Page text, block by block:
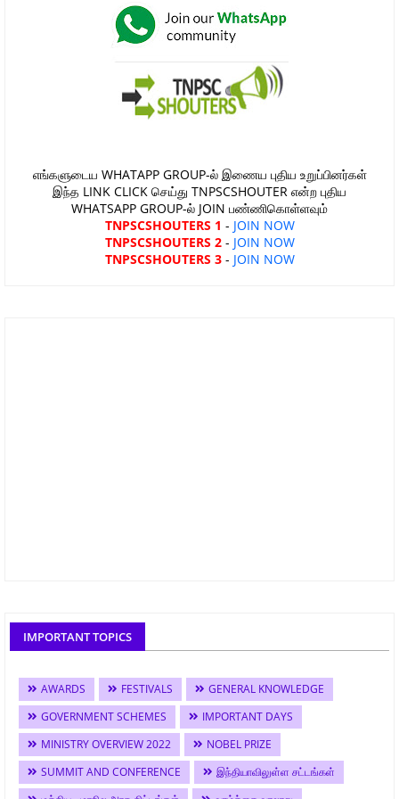
எங்களுடைய WHATAPP GROUP-ல் இணைய புதிய உறுப்பினர்கள்
இந்த LINK CLICK செய்து TNPSCSHOUTER என்ற புதிய
WHATSAPP GROUP-ல் JOIN பண்ணிகொள்ளவும்
TNPSCSHOUTERS 1 - JOIN NOW
TNPSCSHOUTERS 2- JOIN NOW
TNPSCSHOUTERS 3- JOIN NOW
IMPORTANT TOPICS
AWARDS FESTIVALS
GENERAL KNOWLEDGE
GOVERNMENT SCHEMES
IMPORTANT DAYS
MINISTRY OVERVIEW 2022
NOBEL PRIZE
SUMMIT AND CONFERENCE
இந்தியாவிலுள்ள சட்டங்கள்